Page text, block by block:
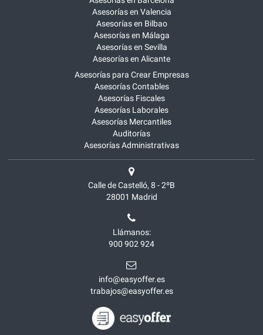
Asesorías en Valencia
Asesorías en Bilbao
Asesorías en Málaga
Asesorías en Sevilla
Asesorías en Alicante
Asesorías para Crear Empresas
Asesorías Contables
Asesorías Fiscales
Asesorías Laborales
Asesorías Mercantiles
Auditorías
Asesorías Administrativas
Calle de Castelló, 8 - 2ºB
28001 Madrid
Llámanos:
900 902 924
info@easyoffer.es
trabajos@easyoffer.es